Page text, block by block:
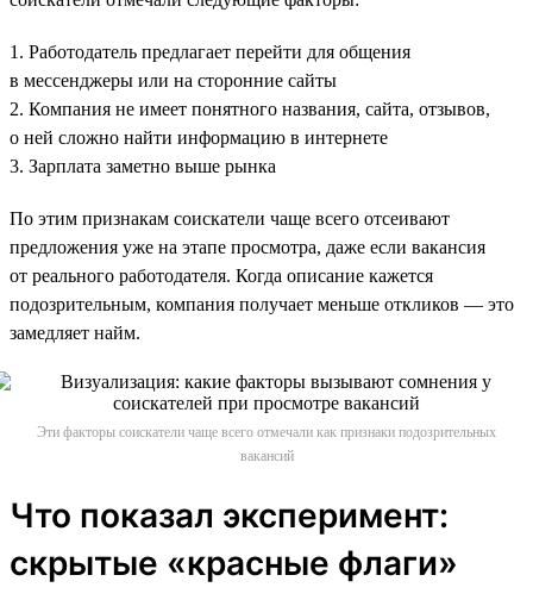
1. Работодатель предлагает перейти для общения
в мессенджеры или на сторонние сайты
2. Компания не имеет понятного названия, сайта, отзывов,
о ней сложно найти информацию в интернете
3. Зарплата заметно выше рынка
По этим признакам соискатели чаще всего отсеивают
предложения уже на этапе просмотра, даже если вакансия
от реального работодателя. Когда описание кажется
подозрительным, компания получает меньше откликов — это
замедляет найм.
Эти факторы соискатели чаще всего отмечали как признаки подозрительных
вакансий
Что показал эксперимент:
скрытые «красные флаги»